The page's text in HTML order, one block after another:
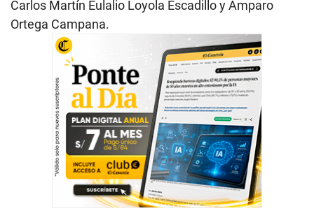
Carlos Martín Eulalio Loyola Escadillo y Amparo
Ortega Campana.